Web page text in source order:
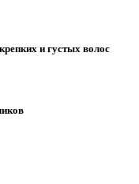
и густых волос